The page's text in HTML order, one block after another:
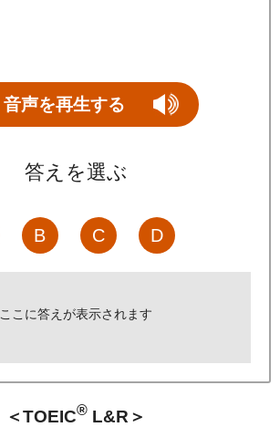
音声を再生する
答えを選ぶ
B C D
ここに答えが表示されます
＜TOEIC® L&R＞